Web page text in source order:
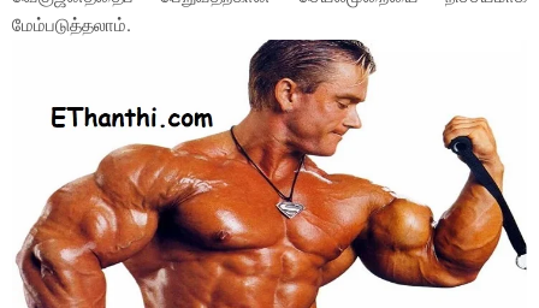
மேம்படுத்தலாம்.